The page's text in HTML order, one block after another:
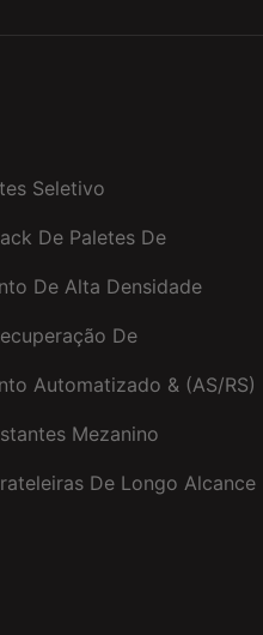
Seletivo
De Paletes De
De Alta Densidade
De
Automatizado & (AS/RS)
Mezanino
De Longo Alcance